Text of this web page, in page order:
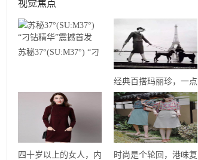
视觉焦点
苏秘37°(SU:M37°) “刁
经典百搭玛丽珍，一点
不俗气还个性十足，谁
穿谁好看
四十岁以上的女人，内
时尚是个轮回，港味复